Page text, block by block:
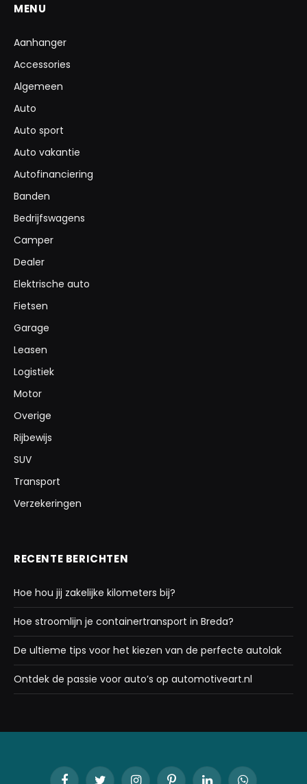
MENU
Aanhanger
Accessories
Algemeen
Auto
Auto sport
Auto vakantie
Autofinanciering
Banden
Bedrijfswagens
Camper
Dealer
Elektrische auto
Fietsen
Garage
Leasen
Logistiek
Motor
Overige
Rijbewijs
SUV
Transport
Verzekeringen
RECENTE BERICHTEN
Hoe hou jij zakelijke kilometers bij?
Hoe stroomlijn je containertransport in Breda?
De ultieme tips voor het kiezen van de perfecte autolak
Ontdek de passie voor auto’s op automotiveart.nl